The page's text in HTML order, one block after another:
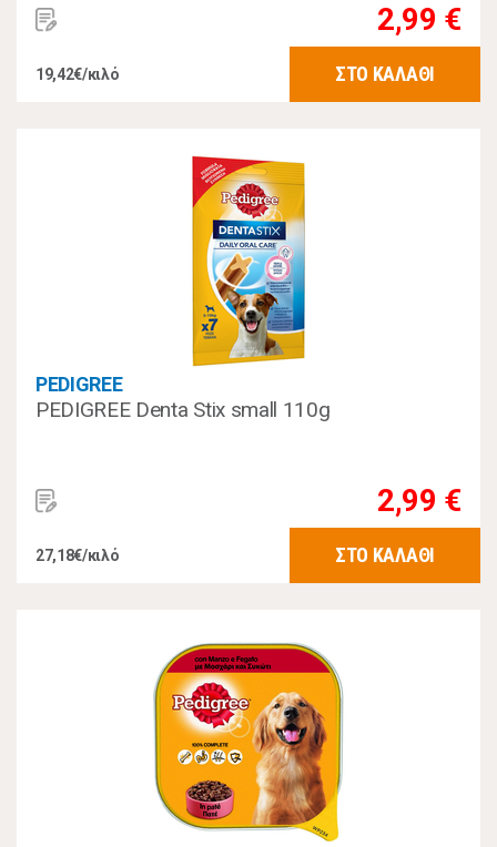
2,99 €
19,42€/κιλό ΣΤΟ ΚΑΛΑΘΙ
PEDIGREE
PEDIGREE Denta Stix small 110g
2,99 €
27,18€/κιλό ΣΤΟ ΚΑΛΑΘΙ